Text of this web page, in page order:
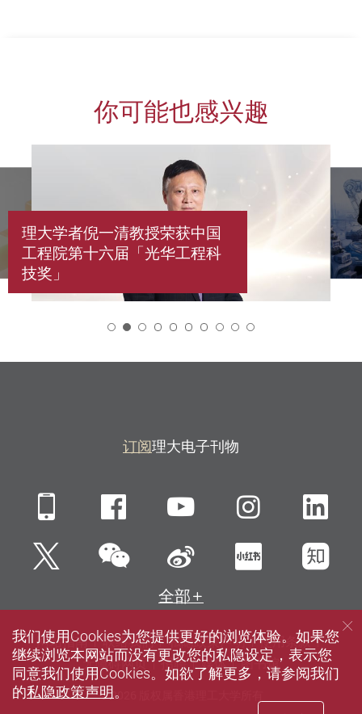
你可能也感兴趣
理大学者倪一清教授荣获中国
工程院第十六届「光华工程科
技奖」
订阅理大电子刊物
Mobile FacebookYouTube
Twitter微信 新浪微博小红书知
全部
网站指南 联络我们 私隐政策声明
使用条款
无障碍网页
招聘 媒体 图书馆
© 2026 版权属香港理工大学所有
我们使用Cookies为您提供更好的浏览体验。如果您
继续浏览本网站而没有更改您的私隐设定，表示您
同意我们使用Cookies。如欲了解更多，请参阅我们
的私隐政策声明。